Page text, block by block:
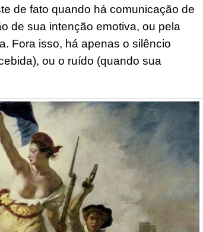
de fato quando há comunicação de
de sua intenção emotiva, ou pela
Fora isso, há apenas o silêncio
ou o ruído (quando sua